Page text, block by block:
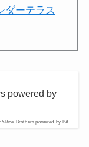
ダーテラス
Brothers powered by BA…
powered by